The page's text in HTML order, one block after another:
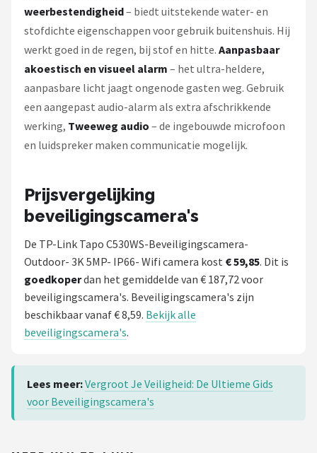
weerbestendigheid– biedt uitstekende water- en
stofdichte eigenschappen voor gebruik buitenshuis. Hij
werkt goed in de regen, bij stof en hitte. Aanpasbaar
akoestisch en visueel alarm – het ultra-heldere,
aanpasbare licht jaagt ongenode gasten weg. Gebruik
een aangepast audio-alarm als extra afschrikkende
werking, Tweeweg audio – de ingebouwde microfoon
en luidspreker maken communicatie mogelijk.
Prijsvergelijking
beveiligingscamera's
De TP-Link Tapo C530WS-Beveiligingscamera-
Outdoor- 3K 5MP- IP66- Wifi camera kost € 59,85. Dit is
goedkoperdan het gemiddelde van € 187,72 voor
beveiligingscamera's. Beveiligingscamera's zijn
beschikbaar vanaf € 8,59. Bekijk alle
beveiligingscamera's.
Lees meer:Vergroot Je Veiligheid: De Ultieme Gids
voor Beveiligingscamera's